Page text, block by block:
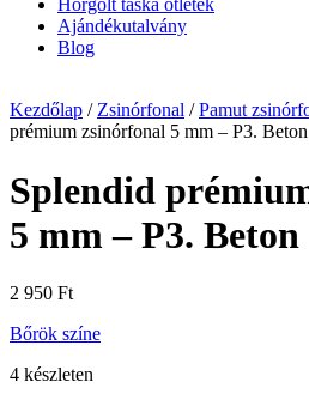
Horgolt táska ötletek
Ajándékutalvány
Blog
Kezdőlap /Zsinórfonal /Pamut
prémium zsinórfonal 5 mm – P3. Beton
Splendid
5 mm – P3. Beton
2 950 Ft
Bőrök színe
4 készleten